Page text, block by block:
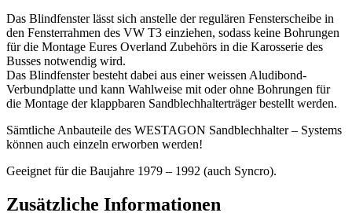
Das Blindfenster lässt sich anstelle der regulären Fensterscheibe in
den Fensterrahmen des VW T3 einziehen, sodass keine Bohrungen
für die Montage Eures Overland Zubehörs in die Karosserie des
Busses notwendig wird.
Das Blindfenster besteht dabei aus einer weissen Aludibond-
Verbundplatte und kann Wahlweise mit oder ohne Bohrungen für
die Montage der klappbaren Sandblechhalterträger bestellt werden.
Sämtliche Anbauteile des WESTAGON Sandblechhalter – Systems
können auch einzeln erworben werden!
Geeignet für die Baujahre 1979 – 1992 (auch Syncro).
Zusätzliche Informationen